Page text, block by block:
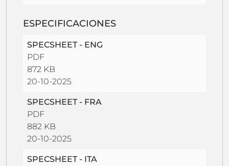
ESPECIFICACIONES
SPECSHEET - ENG
PDF
872 KB
20-10-2025
SPECSHEET - FRA
PDF
882 KB
20-10-2025
SPECSHEET - ITA